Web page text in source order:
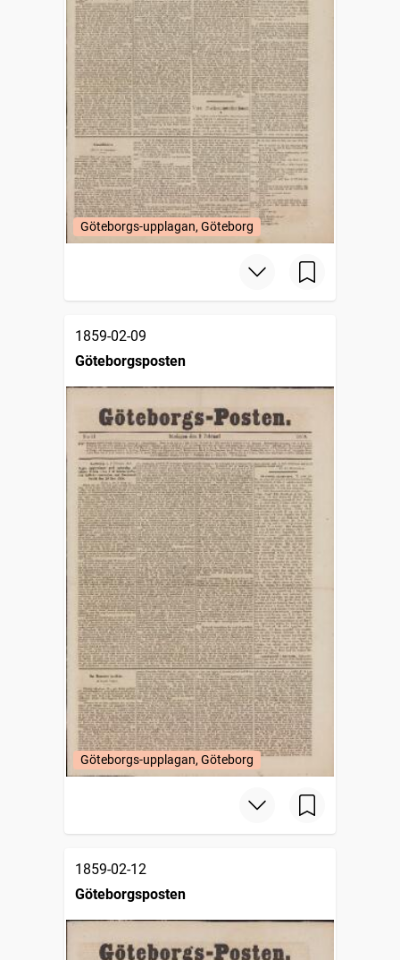
Göteborgs-upplagan, Göteborg
1859-02-09
Göteborgsposten
Göteborgs-upplagan, Göteborg
1859-02-12
Göteborgsposten